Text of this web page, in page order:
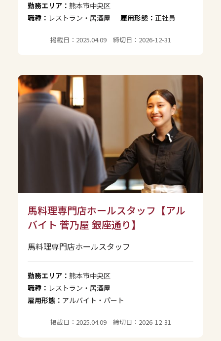
勤務エリア： 熊本市中央区
職種： レストラン・居酒屋 雇用形態： 正社員
掲載日：2025.04.09 締切日：2026-12-31
馬料理専門店ホールスタッフ【アル
バイト 菅乃屋 銀座通り】
馬料理専門店ホールスタッフ
勤務エリア： 熊本市中央区
職種： レストラン・居酒屋
雇用形態： アルバイト・パート
掲載日：2025.04.09 締切日：2026-12-31